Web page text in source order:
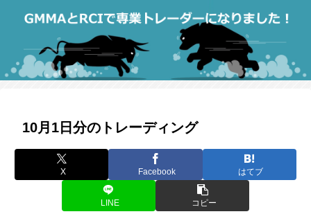
10月1日分のトレーディング
X Facebook はてブ
LINE コピー